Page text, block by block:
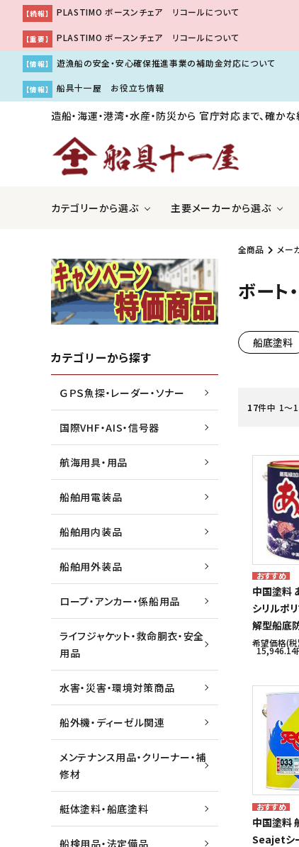
【続報】 PLASTIMO ボースンチェア リコールについて
【重要】 PLASTIMO ボースンチェア リコールについて
【情報】 遊漁船の安全・安心確保推進事業の補助金対応について
【情報】 船具十一屋 お役立ち情報
造船・海運・港湾・水産・防災から 官庁対応まで、確かな
カテゴリーから選ぶ
ＧＰＳ魚探・レーダー・ソナー
船舶用内装品
水害・災害・環境対策商品 船
船検用品・法定備品
漁業用資材
主要メーカーから選ぶ
アキレス株式会社
株式会社工進
ジョイクラフト株式会社 高
トーハツ株式会社
本多電子株式会社
全商品 メー
ボート
船底塗料
17件中 1〜
中国塗料
シリルポ
解型船底
希望価格(税
15,946.14
中国塗料
Seajetシ
カテゴリーから探す
ＧＰＳ魚探・レーダー・ソナー
国際VHF・AIS・信号器
航海用具・用品
船舶用電装品
船舶用内装品
船舶用外装品
ロープ・アンカー・係船用品
ライフジャケット・救命胴衣・安全
用品
水害・災害・環境対策商品
船外機・ディーゼル関連
メンテナンス用品・クリーナー・補
修材
艇体塗料・船底塗料
船検用品・法定備品